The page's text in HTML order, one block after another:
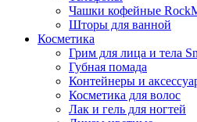
Чашки кофейные
Шторы для ванной
Косметика
Грим для лица и тела
Губная помада
Контейнеры и
Косметика для волос
Лак и гель для ногтей